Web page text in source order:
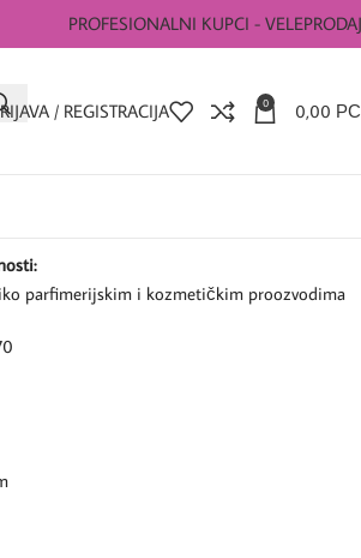
PROFESIONALNI KUPCI -
/ REGISTRACIJA 0 0,00
parfimerijskim i kozmetičkim proozvodima